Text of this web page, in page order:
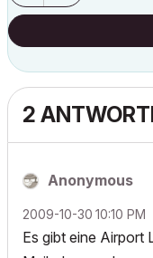
2
Anonymous
‎2009-10-30 10:10 PM
Es gibt eine Airport